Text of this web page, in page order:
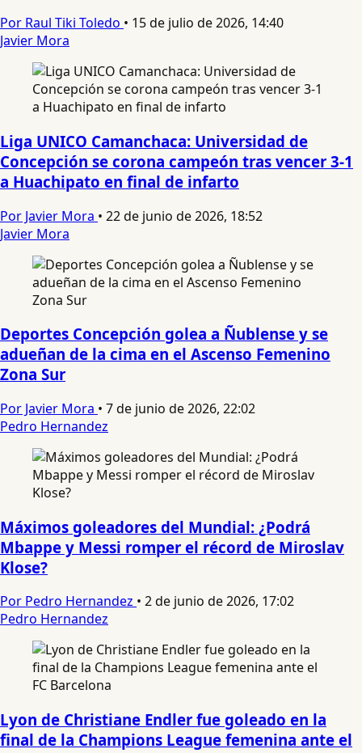
Por Raul Tiki Toledo • 15 de julio de 2026, 14:40
Javier Mora
Liga UNICO Camanchaca: Universidad de
Concepción se corona campeón tras vencer 3-1
a Huachipato en final de infarto
Por Javier Mora • 22 de junio de 2026, 18:52
Javier Mora
Deportes Concepción golea a Ñublense y se
adueñan de la cima en el Ascenso Femenino
Zona Sur
Por Javier Mora • 7 de junio de 2026, 22:02
Pedro Hernandez
Máximos goleadores del Mundial: ¿Podrá
Mbappe y Messi romper el récord de Miroslav
Klose?
Por Pedro Hernandez • 2 de junio de 2026, 17:02
Pedro Hernandez
Lyon de Christiane Endler fue goleado en la
final de la Champions League femenina ante el